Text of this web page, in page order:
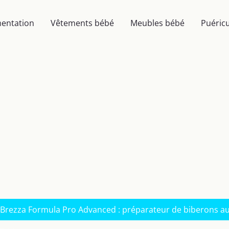
Vêtements bébé Meubles bébé
Formula Pro Advanced : préparateur de biberons